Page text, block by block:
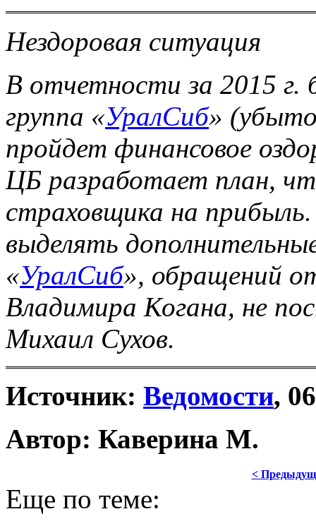
Нездоровая ситуация
В отчетности за 2015 г.
группа «УралСиб»
пройдет финансовое
ЦБ разработает план,
страховщика на
выделять
«УралСиб», обращений
Владимира Когана, не
Михаил Сухов.
Источник: Ведомости,
Автор: Каверина М.
<
Еще по теме: